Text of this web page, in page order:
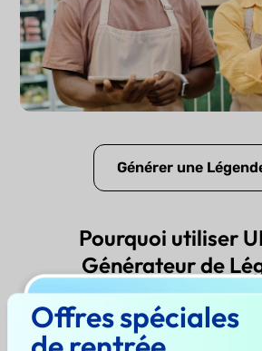
Générer une
Pourquoi utiliser
Générateur de
Instagram ?
Offres spéciales